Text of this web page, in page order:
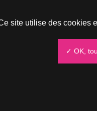
site utilise des cookies
✓ OK,